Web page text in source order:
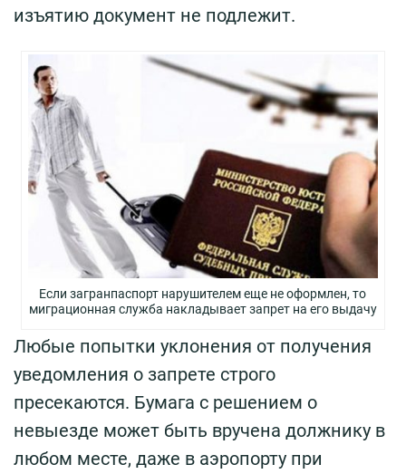
изъятию документ не подлежит.
Если загранпаспорт нарушителем еще не оформлен, то
миграционная служба накладывает запрет на его выдачу
Любые попытки уклонения от получения
уведомления о запрете строго
пресекаются. Бумага с решением о
невыезде может быть вручена должнику в
любом месте, даже в аэропорту при